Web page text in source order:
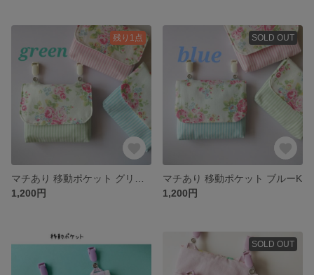
残り1点
1,200円
SOLD OUT
マチあり 移動ポケット ブルーK
1,200円
SOLD OUT